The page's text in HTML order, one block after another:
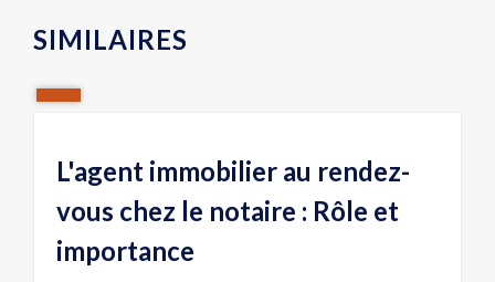
SIMILAIRES
L'agent immobilier au rendez-
vous chez le notaire : Rôle et
importance